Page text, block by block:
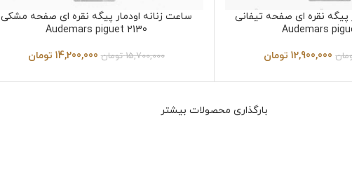
پیگه نقره ای صفحه تیفانی
Audemars
12,900,000 تومان
ساعت زنانه اودمار پیگه نقره ای صفحه مشکی
Audemars piguet 2130
15,700,000 تومان 14,200,000 تومان
بارگذاری محصولات بیشتر